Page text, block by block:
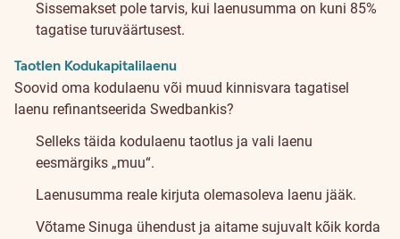
Sissemakset pole tarvis, kui laenusumma on kuni 85%
tagatise turuväärtusest.
Taotlen Kodukapitalilaenu
Soovid oma kodulaenu või muud kinnisvara tagatisel
laenu refinantseerida Swedbankis?
Selleks täida kodulaenu taotlus ja vali laenu
eesmärgiks „muu“.
Laenusumma reale kirjuta olemasoleva laenu jääk.
Võtame Sinuga ühendust ja aitame sujuvalt kõik korda